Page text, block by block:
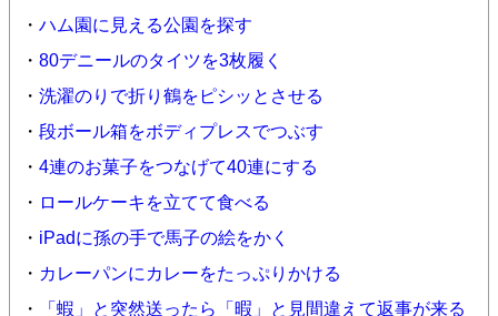
・ ハム園に見える公園を探す
・ 80デニールのタイツを3枚履く
・ 洗濯のりで折り鶴をピシッとさせる
・ 段ボール箱をボディプレスでつぶす
・ 4連のお菓子をつなげて40連にする
・ ロールケーキを立てて食べる
・ iPadに孫の手で馬子の絵をかく
・ カレーパンにカレーをたっぷりかける
・
「蝦」と突然送ったら「暇」と見間違えて返事が来る